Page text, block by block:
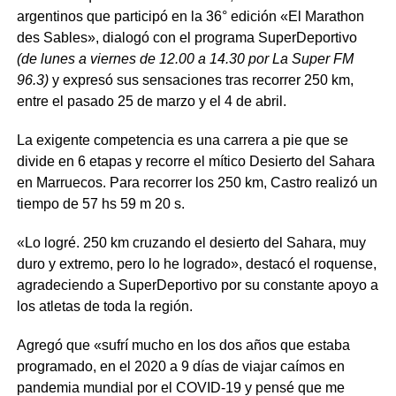
argentinos que participó en la 36° edición «El Marathon
des Sables», dialogó con el programa SuperDeportivo
(de lunes a viernes de 12.00 a 14.30 por La Super FM
96.3)y expresó sus sensaciones tras recorrer 250 km,
entre el pasado 25 de marzo y el 4 de abril.
La exigente competencia es una carrera a pie que se
divide en 6 etapas y recorre el mítico Desierto del Sahara
en Marruecos. Para recorrer los 250 km, Castro realizó un
tiempo de 57 hs 59 m 20 s.
«Lo logré. 250 km cruzando el desierto del Sahara, muy
duro y extremo, pero lo he logrado», destacó el roquense,
agradeciendo a SuperDeportivo por su constante apoyo a
los atletas de toda la región.
Agregó que «sufrí mucho en los dos años que estaba
programado, en el 2020 a 9 días de viajar caímos en
pandemia mundial por el COVID-19 y pensé que me